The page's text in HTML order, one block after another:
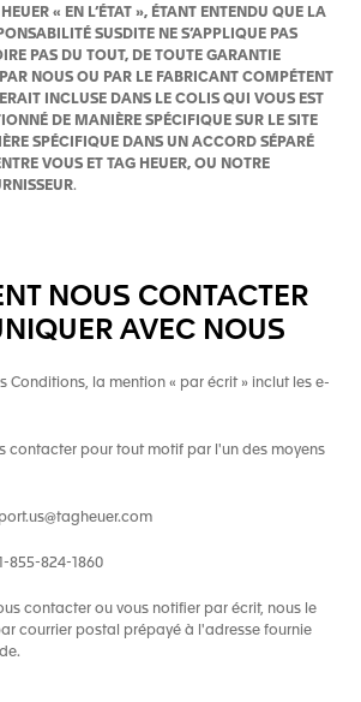
« EN L’ÉTAT », ÉTANT ENTENDU QUE LA
SUSDITE NE S’APPLIQUE PAS
PAS DU TOUT, DE TOUTE GARANTIE
NOUS OU PAR LE FABRICANT COMPÉTENT
INCLUSE DANS LE COLIS QUI VOUS EST
DE MANIÈRE SPÉCIFIQUE SUR LE SITE
SPÉCIFIQUE DANS UN ACCORD SÉPARÉ
VOUS ET TAG HEUER, OU NOTRE
.
NOUS CONTACTER
AVEC NOUS
Conditions, la mention « par écrit » inclut les e-
contacter pour tout motif par l'un des moyens
1-855-824-1860
contacter ou vous notifier par écrit, nous le
courrier postal prépayé à l'adresse fournie